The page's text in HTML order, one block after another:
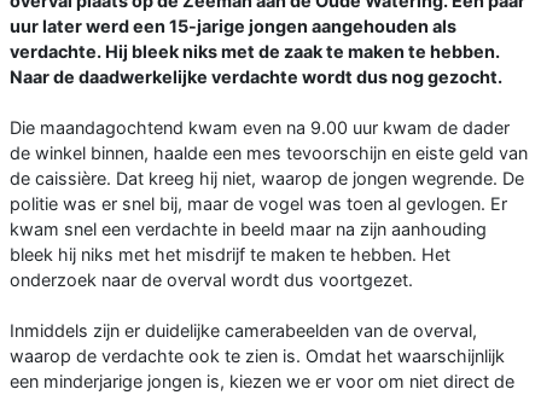
uur later werd een 15-jarige jongen aangehouden als
verdachte. Hij bleek niks met de zaak te maken te hebben.
Naar de daadwerkelijke verdachte wordt dus nog gezocht.
Die maandagochtend kwam even na 9.00 uur kwam de dader
de winkel binnen, haalde een mes tevoorschijn en eiste geld van
de caissière. Dat kreeg hij niet, waarop de jongen wegrende. De
politie was er snel bij, maar de vogel was toen al gevlogen. Er
kwam snel een verdachte in beeld maar na zijn aanhouding
bleek hij niks met het misdrijf te maken te hebben. Het
onderzoek naar de overval wordt dus voortgezet.
Inmiddels zijn er duidelijke camerabeelden van de overval,
waarop de verdachte ook te zien is. Omdat het waarschijnlijk
een minderjarige jongen is, kiezen we er voor om niet direct de